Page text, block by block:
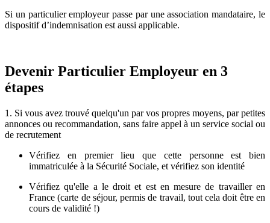
Si un particulier employeur passe par une association mandataire, le
dispositif d’indemnisation est aussi applicable.
Devenir Particulier Employeur en 3
étapes
1. Si vous avez trouvé quelqu'un par vos propres moyens, par petites
annonces ou recommandation, sans faire appel à un service social ou
de recrutement
Vérifiez en premier lieu que cette personne est bien
immatriculée à la Sécurité Sociale, et vérifiez son identité
Vérifiez qu'elle a le droit et est en mesure de travailler en
France (carte de séjour, permis de travail, tout cela doit être en
cours de validité !)